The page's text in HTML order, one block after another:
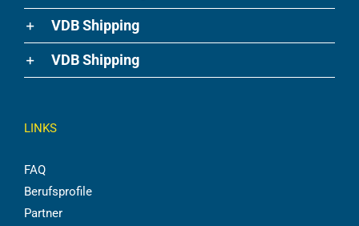
VDB Shipping
VDB Shipping
LINKS
FAQ
Berufsprofile
Partner